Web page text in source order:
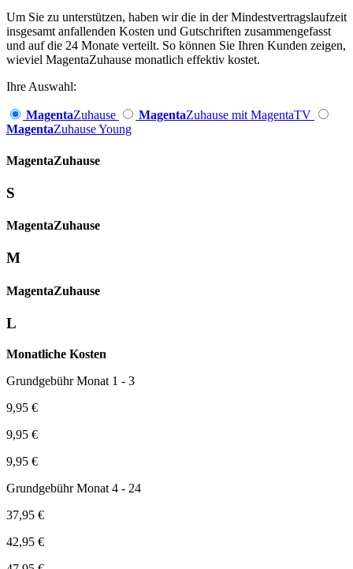
Um Sie zu unterstützen, haben wir die in der Mindestvertragslaufzeit
insgesamt anfallenden Kosten und Gutschriften zusammengefasst
und auf die 24 Monate verteilt. So können Sie Ihren Kunden zeigen,
wieviel MagentaZuhause monatlich effektiv kostet.
Ihre Auswahl:
MagentaZuhause MagentaZuhause mit MagentaTV
MagentaZuhause Young
Magenta­Zuhause
S
Magenta­Zuhause
M
Magenta­Zuhause
L
Monatliche Kosten
Grundgebühr Monat 1 - 3
9,95 €
9,95 €
9,95 €
Grundgebühr Monat 4 - 24
37,95 €
42,95 €